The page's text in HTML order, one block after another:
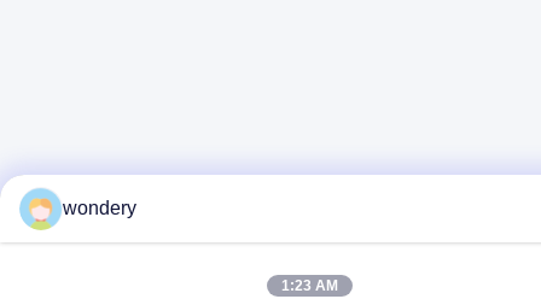
wondery
1:23 AM